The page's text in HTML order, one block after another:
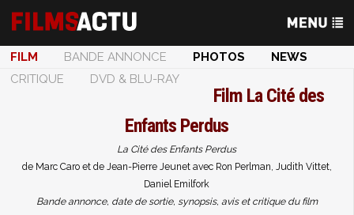
FILM BANDE ANNONCE PHOTOS
NEWS
CRITIQUE
DVD & BLU-RAY
Film La Cité des
Enfants Perdus
La Cité des Enfants Perdus
de Marc Caro et de Jean-Pierre Jeunet avec Ron Perlman, Judith Vittet,
Daniel Emilfork
Bande annonce, date de sortie, synopsis, avis et critique du film